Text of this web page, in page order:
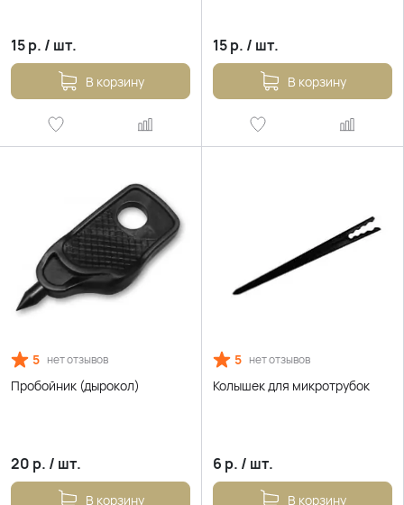
15р. / шт.
В корзину
15р. / шт.
В корзину
5 нет отзывов
Пробойник (дырокол)
20 р. / шт.
В корзину
5 нет отзывов
Колышек для микротрубок
6 р. / шт.
В корзину